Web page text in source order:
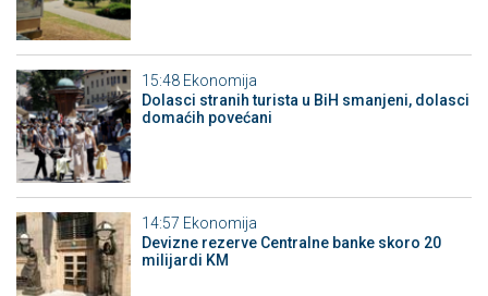
15:48 Ekonomija
Dolasci stranih turista u BiH smanjeni, dolasci
domaćih povećani
14:57 Ekonomija
Devizne rezerve Centralne banke skoro 20
milijardi KM